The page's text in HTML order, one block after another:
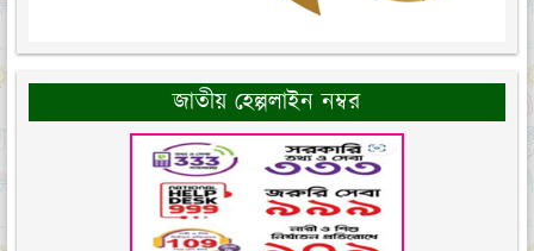
জাতীয় হেল্পলাইন নম্বর